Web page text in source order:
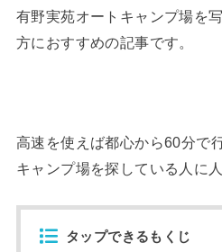
有野実苑オートキャンプ場を
方におすすめの記事です。
高速を使えば都心から60分で
キャンプ場を探している人に
タップできるもくじ